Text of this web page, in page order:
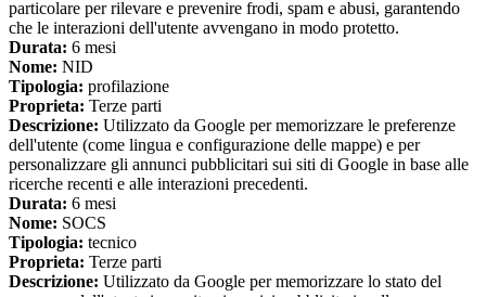
particolare per rilevare e prevenire frodi, spam e abusi, garantendo
che le interazioni dell'utente avvengano in modo protetto.
Durata: 6 mesi
Nome: NID
Tipologia: profilazione
Proprieta: Terze parti
Descrizione: Utilizzato da Google per memorizzare le preferenze
dell'utente (come lingua e configurazione delle mappe) e per
personalizzare gli annunci pubblicitari sui siti di Google in base alle
ricerche recenti e alle interazioni precedenti.
Durata: 6 mesi
Nome: SOCS
Tipologia: tecnico
Proprieta: Terze parti
Descrizione: Utilizzato da Google per memorizzare lo stato del